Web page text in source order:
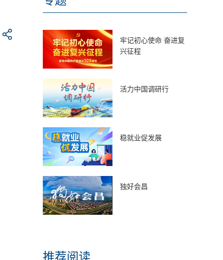
牢记初心使命 奋进复
兴征程
活力中国调研行
稳就业促发展
独好会昌
推荐阅读